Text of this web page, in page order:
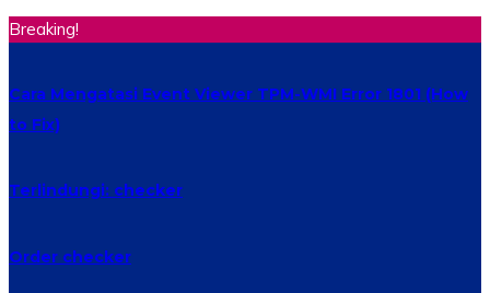
Breaking!
Cara Mengatasi Event Viewer TPM-WMI Error 1801 (How
to Fix)
Terlindungi: checker
Order checker